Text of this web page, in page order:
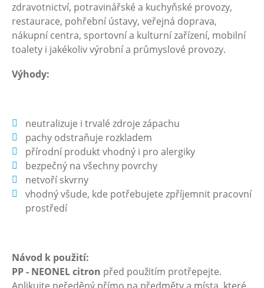
zdravotnictví, potravinářské a kuchyňské provozy,
restaurace, pohřební ústavy, veřejná doprava,
nákupní centra, sportovní a kulturní zařízení, mobilní
toalety i jakékoliv výrobní a průmyslové provozy.
Výhody:
neutralizuje i trvalé zdroje zápachu
pachy odstraňuje rozkladem
přírodní produkt vhodný i pro alergiky
bezpečný na všechny povrchy
netvoří skvrny
vhodný všude, kde potřebujete zpříjemnit pracovní
prostředí
Návod k použití:
PP - NEONEL citron před použitím protřepejte.